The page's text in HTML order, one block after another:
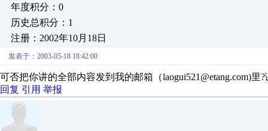
年度积分：0
历史总积分：1
注册：2002年10月18日
发表于：2003-05-18 18:42:00
可否把你讲的全部内容发到我的邮箱（laogui521@etang.com)里
回复 引用 举报